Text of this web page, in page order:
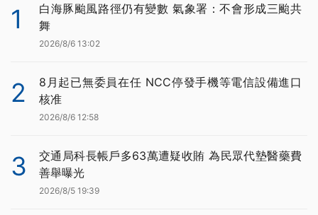
1
白海豚颱風路徑仍有變數 氣象署：不會形成三颱共
舞
2026/8/6 13:02
2
8月起已無委員在任 NCC停發手機等電信設備進口
核准
2026/8/6 12:58
3
交通局科長帳戶多63萬遭疑收賄 為民眾代墊醫藥費
善舉曝光
2026/8/5 19:39